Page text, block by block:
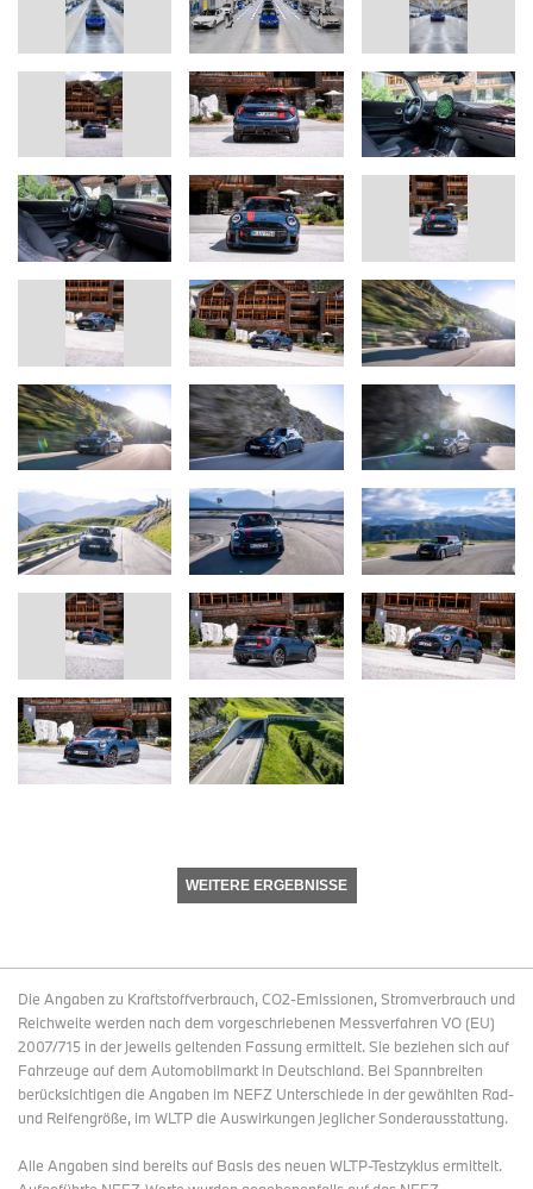
WEITERE ERGEBNISSE
Die Angaben zu Kraftstoffverbrauch, CO2-Emissionen, Stromverbrauch und
Reichweite werden nach dem vorgeschriebenen Messverfahren VO (EU)
2007/715 in der jeweils geltenden Fassung ermittelt. Sie beziehen sich auf
Fahrzeuge auf dem Automobilmarkt in Deutschland. Bei Spannbreiten
berücksichtigen die Angaben im NEFZ Unterschiede in der gewählten Rad-
und Reifengröße, im WLTP die Auswirkungen jeglicher Sonderausstattung.
Alle Angaben sind bereits auf Basis des neuen WLTP-Testzyklus ermittelt.